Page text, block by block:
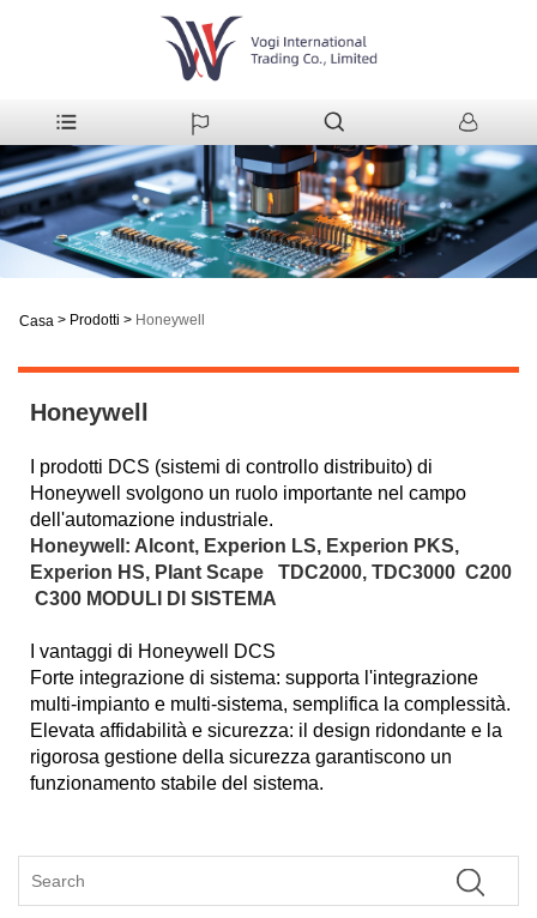
Casa > Prodotti > Honeywell
Honeywell
I prodotti DCS (sistemi di controllo distribuito) di
Honeywell svolgono un ruolo importante nel campo
dell'automazione industriale.
Honeywell: Alcont, Experion LS, Experion PKS,
Experion HS, Plant Scape TDC2000, TDC3000 C200
C300 MODULI DI SISTEMA
I vantaggi di Honeywell DCS
Forte integrazione di sistema: supporta l'integrazione
multi-impianto e multi-sistema, semplifica la complessità.
Elevata affidabilità e sicurezza: il design ridondante e la
rigorosa gestione della sicurezza garantiscono un
funzionamento stabile del sistema.